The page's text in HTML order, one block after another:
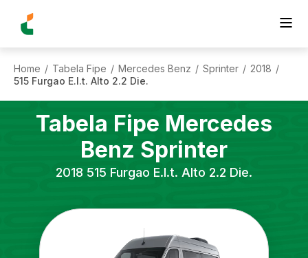
Home / Tabela Fipe / Mercedes Benz / Sprinter / 2018 /
515 Furgao E.l.t. Alto 2.2 Die.
Tabela Fipe Mercedes
Benz Sprinter
2018 515 Furgao E.l.t. Alto 2.2 Die.